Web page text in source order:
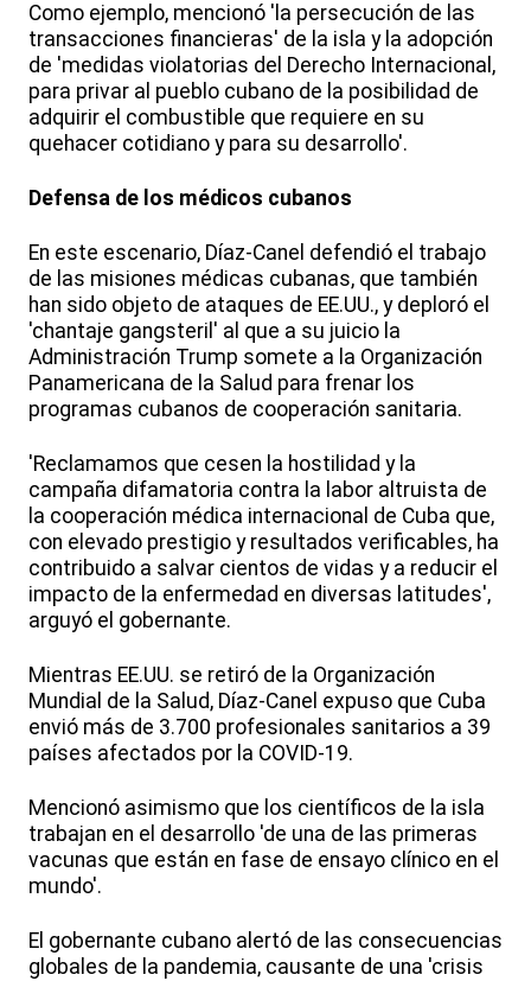
Como ejemplo, mencionó 'la persecución de las
transacciones financieras' de la isla y la adopción
de 'medidas violatorias del Derecho Internacional,
para privar al pueblo cubano de la posibilidad de
adquirir el combustible que requiere en su
quehacer cotidiano y para su desarrollo'.
Defensa de los médicos cubanos
En este escenario, Díaz-Canel defendió el trabajo
de las misiones médicas cubanas, que también
han sido objeto de ataques de EE.UU., y deploró el
'chantaje gangsteril' al que a su juicio la
Administración Trump somete a la Organización
Panamericana de la Salud para frenar los
programas cubanos de cooperación sanitaria.
'Reclamamos que cesen la hostilidad y la
campaña difamatoria contra la labor altruista de
la cooperación médica internacional de Cuba que,
con elevado prestigio y resultados verificables, ha
contribuido a salvar cientos de vidas y a reducir el
impacto de la enfermedad en diversas latitudes',
arguyó el gobernante.
Mientras EE.UU. se retiró de la Organización
Mundial de la Salud, Díaz-Canel expuso que Cuba
envió más de 3.700 profesionales sanitarios a 39
países afectados por la COVID-19.
Mencionó asimismo que los científicos de la isla
trabajan en el desarrollo 'de una de las primeras
vacunas que están en fase de ensayo clínico en el
mundo'.
El gobernante cubano alertó de las consecuencias
globales de la pandemia, causante de una 'crisis